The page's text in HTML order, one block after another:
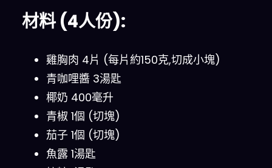
材料 (4人份):
雞胸肉 4片 (每片約150克,切成小塊)
青咖哩醬 3湯匙
椰奶 400毫升
青椒 1個 (切塊)
茄子 1個 (切塊)
魚露 1湯匙